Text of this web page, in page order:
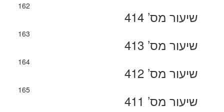
162
שיעור מס’ 414
163
שיעור מס’ 413
164
שיעור מס’ 412
165
שיעור מס’ 411